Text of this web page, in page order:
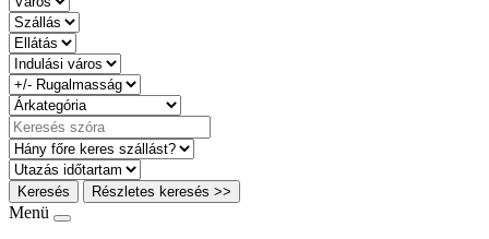
Keresés Részletes keresés >>
Menü